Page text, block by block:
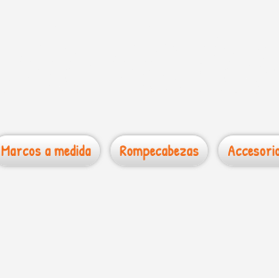
Marcos a medida Rompecabezas